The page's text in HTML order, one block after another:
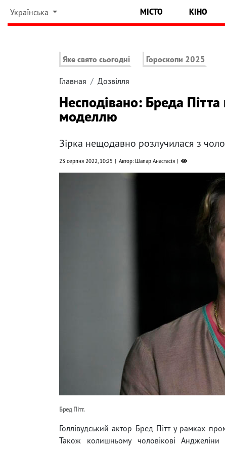
Українська МІСТО КІНО
Яке свято сьогодні Гороскопи 2025
Главная Дозвілля
Несподівано: Бреда
моделлю
Зірка нещодавно розлучилася з
23 серпня 2022, 10:25 Автор: Шапар Анастасія
Бред Пітт.
Голлівудський актор Бред Пітт у рамках
Також колишньому чоловікові